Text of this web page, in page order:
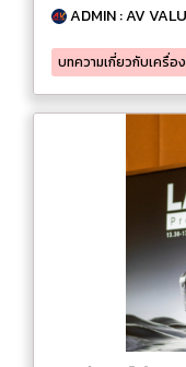
ADMIN : AV
บทความเกี่ยวกับเครื่อ